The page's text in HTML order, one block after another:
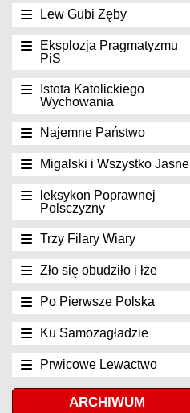
Lew Gubi Zęby
Eksplozja Pragmatyzmu
PiS
Istota Katolickiego
Wychowania
Najemne Państwo
Migalski i Wszystko Jasne
leksykon Poprawnej
Polsczyzny
Trzy Filary Wiary
Zło się obudziło i łże
Po Pierwsze Polska
Ku Samozagładzie
Prwicowe Lewactwo
ARCHIWUM